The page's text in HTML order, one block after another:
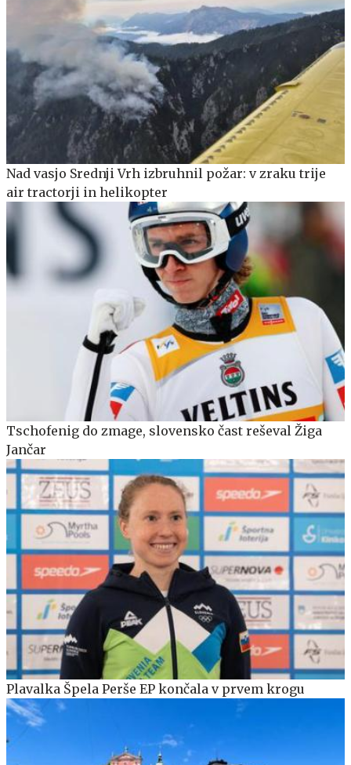
Nad vasjo Srednji Vrh izbruhnil požar: v zraku trije
air tractorji in helikopter
Tschofenig do zmage, slovensko čast reševal Žiga
Jančar
Plavalka Špela Perše EP končala v prvem krogu